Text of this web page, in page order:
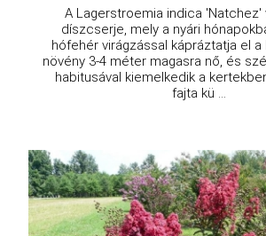
A Lagerstroemia indica 'Natchez'
díszcserje, mely a nyári
hófehér virágzással kápráztatja el a
növény 3-4 méter magasra nő, és
habitusával kiemelkedik a
fajta kü ...